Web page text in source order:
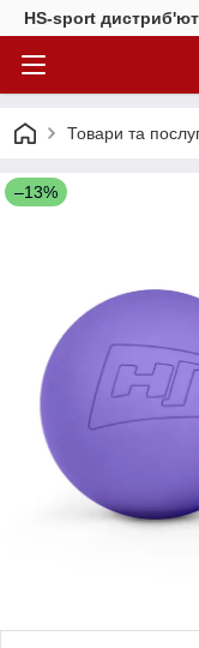
HS-sport
Товари та
–13%